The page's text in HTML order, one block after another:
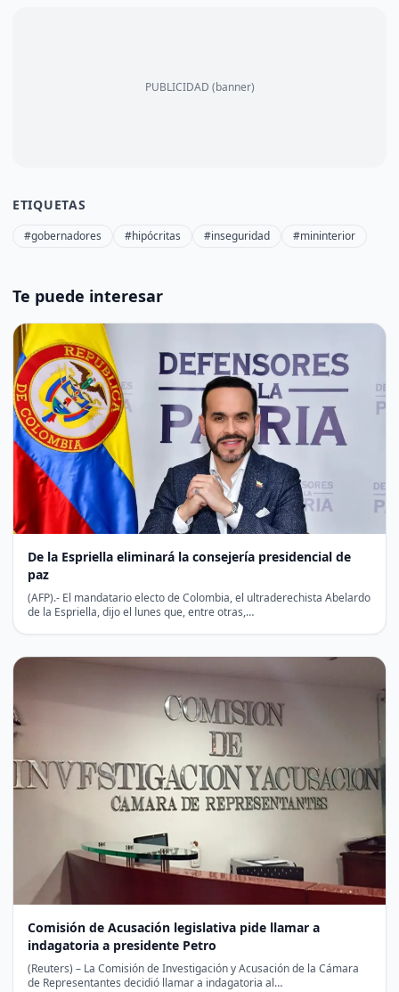
PUBLICIDAD (banner)
ETIQUETAS
#gobernadores #hipócritas #inseguridad #mininterior
Te puede interesar
De la Espriella eliminará la consejería presidencial de
paz
(AFP).- El mandatario electo de Colombia, el ultraderechista Abelardo
de la Espriella, dijo el lunes que, entre otras,…
Comisión de Acusación legislativa pide llamar a
indagatoria a presidente Petro
(Reuters) – La Comisión de Investigación y Acusación de la Cámara
de Representantes decidió llamar a indagatoria al…